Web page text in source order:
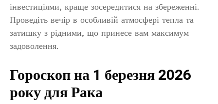
інвестиціями, краще зосередитися на збереженні.
Проведіть вечір в особливій атмосфері тепла та
затишку з рідними, що принесе вам максимум
задоволення.
Гороскоп на 1 березня 2026
року для Рака